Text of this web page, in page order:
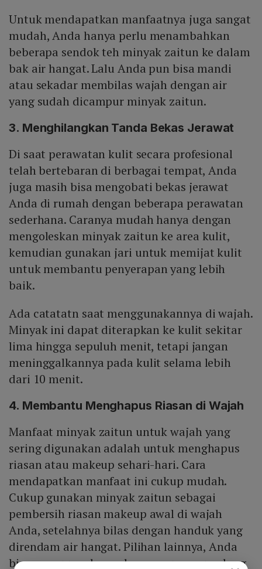
Untuk mendapatkan manfaatnya juga sangat
mudah, Anda hanya perlu menambahkan
beberapa sendok teh minyak zaitun ke dalam
bak air hangat. Lalu Anda pun bisa mandi
atau sekadar membilas wajah dengan air
yang sudah dicampur minyak zaitun.
3. Menghilangkan Tanda Bekas Jerawat
Di saat perawatan kulit secara profesional
telah bertebaran di berbagai tempat, Anda
juga masih bisa mengobati bekas jerawat
Anda di rumah dengan beberapa perawatan
sederhana. Caranya mudah hanya dengan
mengoleskan minyak zaitun ke area kulit,
kemudian gunakan jari untuk memijat kulit
untuk membantu penyerapan yang lebih
baik.
Ada catatatn saat menggunakannya di wajah.
Minyak ini dapat diterapkan ke kulit sekitar
lima hingga sepuluh menit, tetapi jangan
meninggalkannya pada kulit selama lebih
dari 10 menit.
4. Membantu Menghapus Riasan di Wajah
Manfaat minyak zaitun untuk wajah yang
sering digunakan adalah untuk menghapus
riasan atau makeup sehari-hari. Cara
mendapatkan manfaat ini cukup mudah.
Cukup gunakan minyak zaitun sebagai
pembersih riasan makeup awal di wajah
Anda, setelahnya bilas dengan handuk yang
direndam air hangat. Pilihan lainnya, Anda
bisa menggunakan sabun yang mengandung